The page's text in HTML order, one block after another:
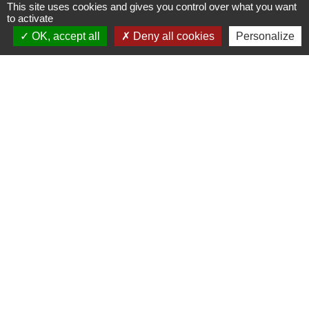
Informations Mairie
Mairie de Romanèche-Thorins
This site uses cookies and gives you control over what you want
to activate
OK, accept all
Deny all cookies Personalize